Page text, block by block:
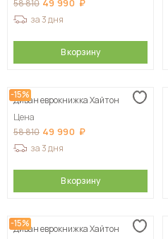
58 810 49 990
за 3 дня
В корзину
-15%
Диван еврокнижка Хайтон
Цена
58 810 49 990
за 3 дня
В корзину
-15%
Диван еврокнижка Хайтон